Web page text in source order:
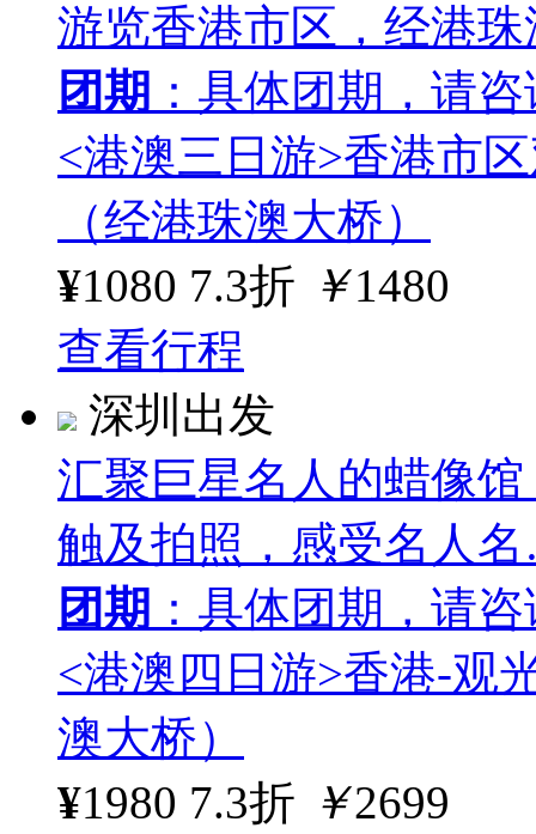
游览香港市区，经港
团期 ：具体团期，请
<港澳三日游>香港市
（经港珠澳大桥）
¥1080 7.3折 ￥1480
查看行程
深圳出发
汇聚巨星名人的蜡像
触及拍照，感受名人
团期 ：具体团期，请
<港澳四日游>香港-观
澳大桥）
¥1980 7.3折 ￥2699